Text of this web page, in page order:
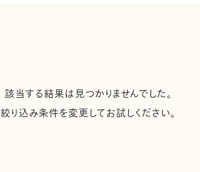
該当する結果は見つかりませんでした。
絞り込み条件を変更してお試しください。